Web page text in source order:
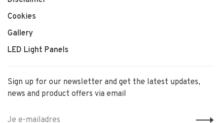
Cookies
Gallery
LED Light Panels
Sign up for our newsletter and get the latest updates,
news and product offers via email